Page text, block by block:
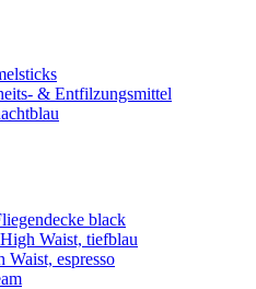
& Entfilzungsmittel
black
Waist, tiefblau
espresso